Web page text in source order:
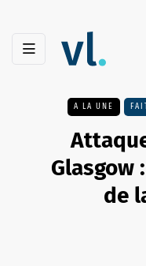
A LA UNE
Glasgow
de